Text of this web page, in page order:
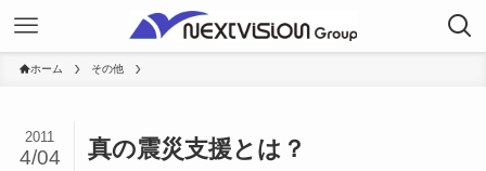
ホーム その他
真の震災支援とは？
2011
4/04